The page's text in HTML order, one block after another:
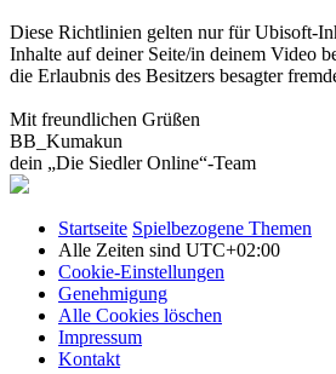
Diese Richtlinien gelten nur für Ubisoft-
Inhalte auf deiner Seite/in deinem Video
die Erlaubnis des Besitzers besagter
Mit freundlichen Grüßen
BB_Kumakun
dein „Die Siedler Online“-Team
Startseite Spielbezogene Themen
Alle Zeiten sind UTC+02:00
Cookie-Einstellungen
Genehmigung
Alle Cookies löschen
Impressum
Kontakt